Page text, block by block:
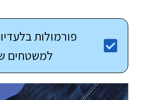
פורמולות
למשטחים